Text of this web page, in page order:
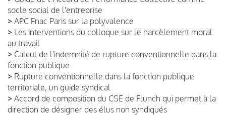
socle social de l'entreprise
> APC Fnac Paris sur la polyvalence
> Les interventions du colloque sur le harcèlement moral
au travail
> Calcul de l'indemnité de rupture conventionnelle dans la
fonction publique
> Rupture conventionnelle dans la fonction publique
territoriale, un guide syndical
> Accord de composition du CSE de Flunch qui permet à la
direction de désigner des élus non syndiqués